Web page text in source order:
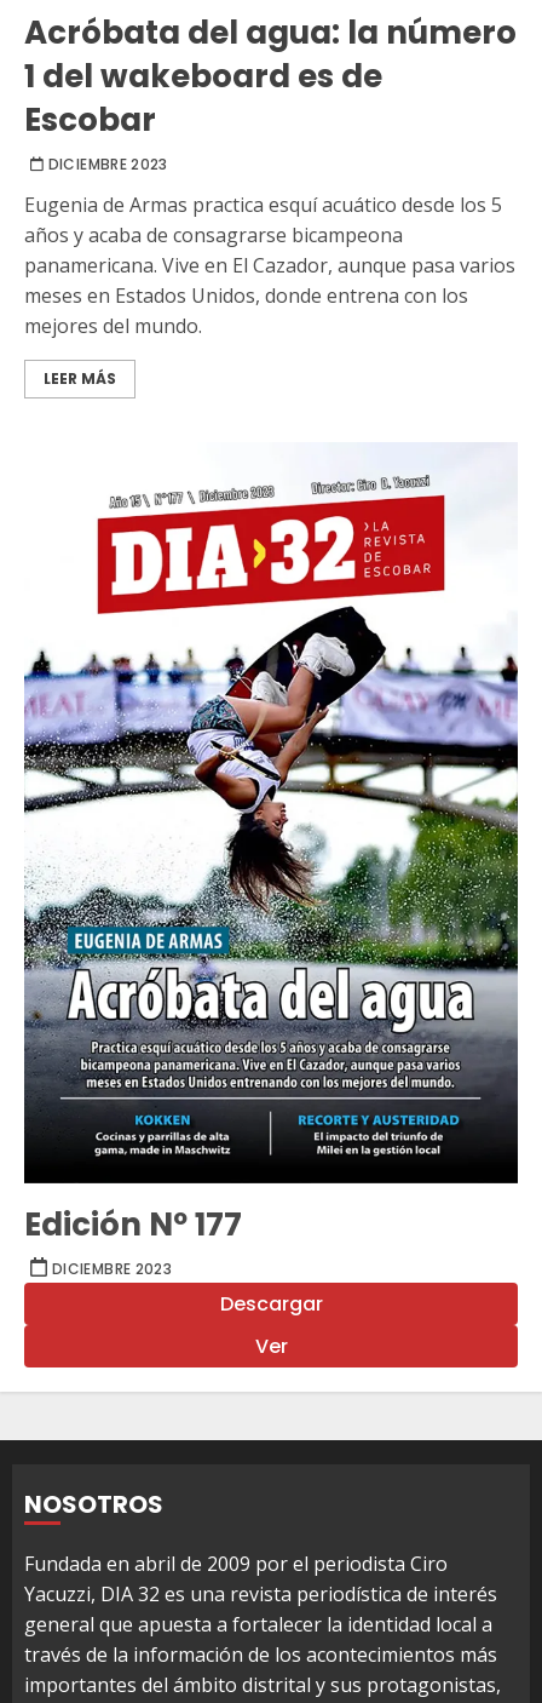
Acróbata del agua: la número
1 del wakeboard es de
Escobar
DICIEMBRE 2023
Eugenia de Armas practica esquí acuático desde los 5
años y acaba de consagrarse bicampeona
panamericana. Vive en El Cazador, aunque pasa varios
meses en Estados Unidos, donde entrena con los
mejores del mundo.
LEER MÁS
Edición Nº 177
DICIEMBRE 2023
Descargar
Ver
NOSOTROS
Fundada en abril de 2009 por el periodista Ciro
Yacuzzi, DIA 32 es una revista periodística de interés
general que apuesta a fortalecer la identidad local a
través de la información de los acontecimientos más
importantes del ámbito distrital y sus protagonistas,